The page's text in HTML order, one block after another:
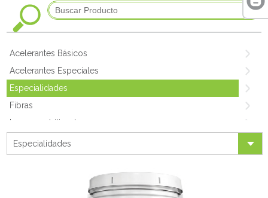
Acelerantes Básicos
Acelerantes Especiales
Especialidades
Fibras
Impermeabilizantes
Medio & Alto Rango
Shotcrete
Especialidades